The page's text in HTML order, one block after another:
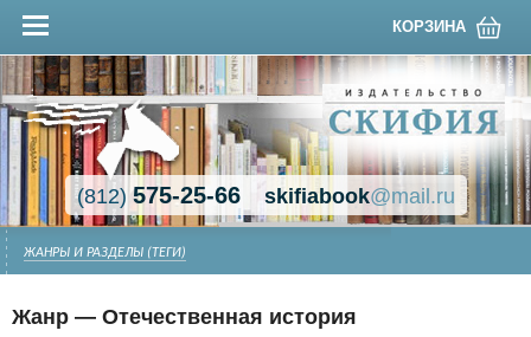
КОРЗИНА
(812)575-25-66 skifiabook@mail.ru
ЖАНРЫ И РАЗДЕЛЫ (ТЕГИ)
Жанр — Отечественная история